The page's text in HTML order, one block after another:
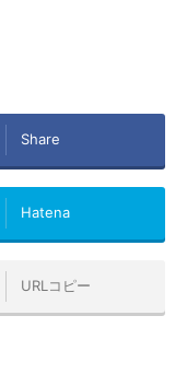
Share
Hatena
URLコピー